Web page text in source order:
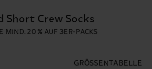
Short Crew Socks
MIND. 20 % AUF 3ER-PACKS
GRÖSSENTABELLE